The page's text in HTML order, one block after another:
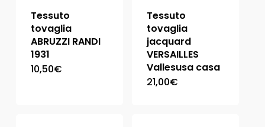
Tessuto
tovaglia
ABRUZZI RANDI
1931
10,50€
Tessuto
tovaglia
jacquard
VERSAILLES
Vallesusa casa
21,00€